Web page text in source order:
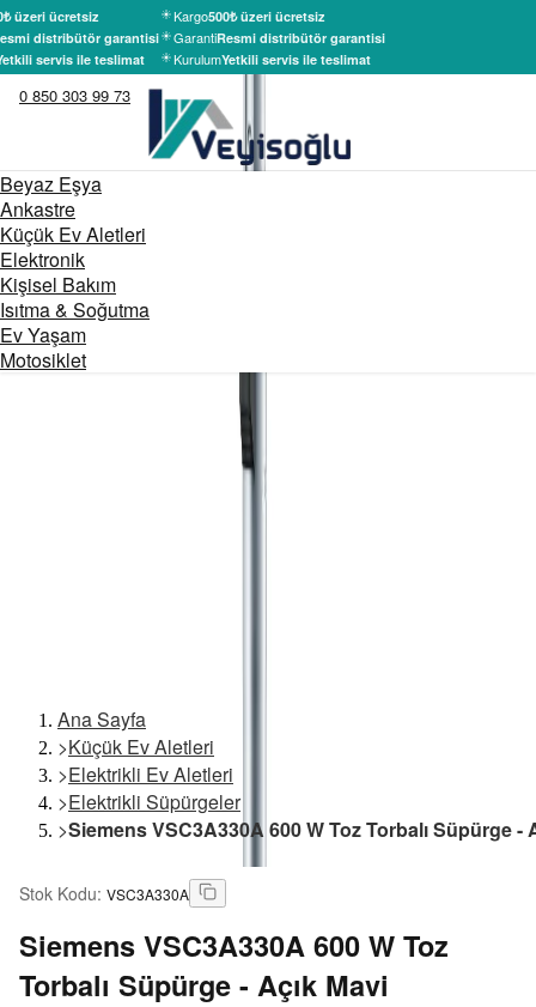
üzeri ücretsiz
distribütör garantisi
servis ile teslimat
Kargo500₺ üzeri ücretsiz
GarantiResmi distribütör garantisi
KurulumYetkili servis ile teslimat
0 850 303 99 73
Beyaz Eşya
Ankastre
Küçük Ev Aletleri
Elektronik
Kişisel Bakım
Isıtma & Soğutma
Ev Yaşam
Motosiklet
Ana Sayfa
>Küçük Ev Aletleri
>Elektrikli Ev Aletleri
>Elektrikli Süpürgeler
>Siemens VSC3A330A 600 W Toz Torbalı Süpürge -
Stok Kodu: VSC3A330A
Siemens VSC3A330A 600 W Toz
Torbalı Süpürge - Açık Mavi